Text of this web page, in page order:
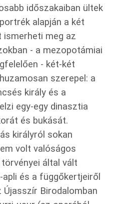
időszakaiban ültek
alapján a két
meg az
- a mezopotámiai
- két-két
szerepel: a
király és a
egy-egy dinasztia
és bukását.
királyról sokan
volt valóságos
által vált
és a függőkertjeiről
Birodalomban